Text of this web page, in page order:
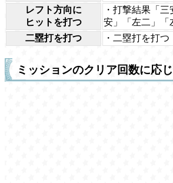
レフト方向に
ヒットを打つ
・打撃結果「
安」「左二」「
二塁打を打つ
・二塁打を打つ
ミッションのクリア回数に応